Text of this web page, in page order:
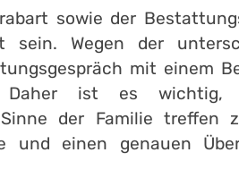
sowie der
Wegen der
mit einem
Daher ist es wichtig,
der Familie treffen
und einen genauen